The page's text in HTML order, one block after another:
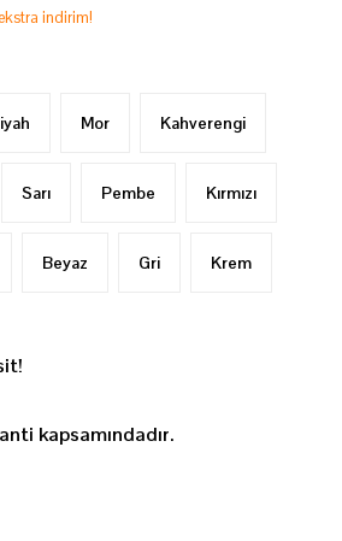
indirim!
Mor Kahverengi
Sarı Pembe Kırmızı
Beyaz Gri Krem
kapsamındadır.